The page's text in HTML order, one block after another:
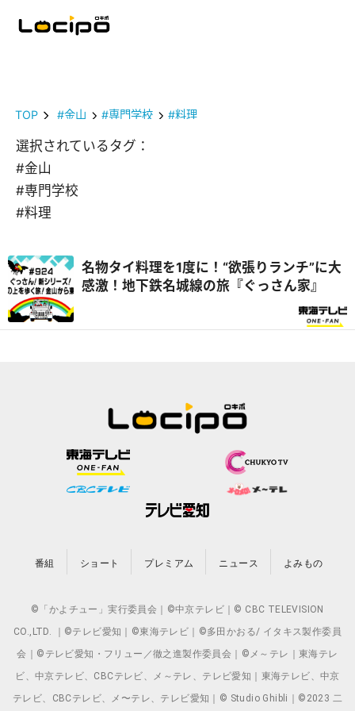
TOP #金山 #専門学校 #料理
選択されているタグ：
#金山
#専門学校
#料理
名物タイ料理を1度に！“欲張りランチ”に大
感激！地下鉄名城線の旅『ぐっさん家』
番組 ショート プレミアム ニュース よみもの
©「かよチュー」実行委員会｜©中京テレビ｜© CBC TELEVISION
CO.,LTD. ｜©テレビ愛知｜©東海テレビ｜©多田かおる/ イタキス製作委員
会｜©テレビ愛知・フリュー／徹之進製作委員会｜©メ～テレ｜東海テレ
ビ、中京テレビ、CBCテレビ、メ～テレ、テレビ愛知｜東海テレビ、中京
テレビ、CBCテレビ、メ〜テレ、テレビ愛知｜© Studio Ghibli｜©2023 二